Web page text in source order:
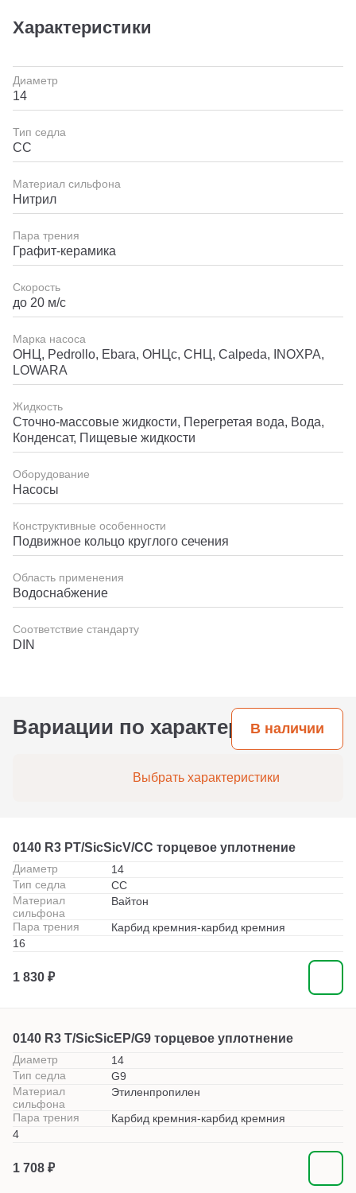
Характеристики
Диаметр
14
Тип седла
СС
Материал сильфона
Нитрил
Пара трения
Графит-керамика
Скорость
до 20 м/с
Марка насоса
ОНЦ, Pedrollo, Ebara, ОНЦс, СНЦ, Calpeda, INOXPA,
LOWARA
Жидкость
Сточно-массовые жидкости, Перегретая вода, Вода,
Конденсат, Пищевые жидкости
Оборудование
Насосы
Конструктивные особенности
Подвижное кольцо круглого сечения
Область применения
Водоснабжение
Соответствие стандарту
DIN
Вариации по характеристикам
В наличии
Выбрать характеристики
0140 R3 PT/SicSicV/CC торцевое уплотнение
Диаметр
14
Тип седла
СС
Материал
сильфона
Вайтон
Пара трения
Карбид кремния-карбид кремния
16
1 830 ₽
0140 R3 T/SicSicEP/G9 торцевое уплотнение
Диаметр
14
Тип седла
G9
Материал
сильфона
Этиленпропилен
Пара трения
Карбид кремния-карбид кремния
4
1 708 ₽